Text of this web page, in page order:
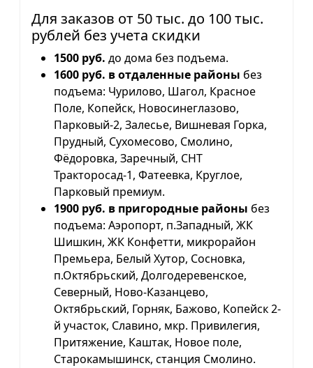
Для заказов от 50 тыс. до 100 тыс.
рублей без учета скидки
1500 руб. до дома без подъема.
1600 руб. в отдаленные районы без
подъема: Чурилово, Шагол, Красное
Поле, Копейск, Новосинеглазово,
Парковый-2, Залесье, Вишневая Горка,
Прудный, Сухомесово, Смолино,
Фёдоровка, Заречный, СНТ
Тракторосад-1, Фатеевка, Круглое,
Парковый премиум.
1900 руб. в пригородные районы без
подъема: Аэропорт, п.Западный, ЖК
Шишкин, ЖК Конфетти, микрорайон
Премьера, Белый Хутор, Сосновка,
п.Октябрьский, Долгодеревенское,
Северный, Ново-Казанцево,
Октябрьский, Горняк, Бажово, Копейск 2-
й участок, Славино, мкр. Привилегия,
Притяжение, Каштак, Новое поле,
Старокамышинск, станция Смолино.